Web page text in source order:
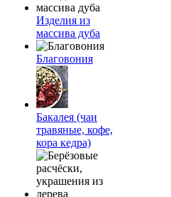
Изделия из
массива дуба
Благовония
Бакалея (чаи
травяные, кофе,
кора кедра)